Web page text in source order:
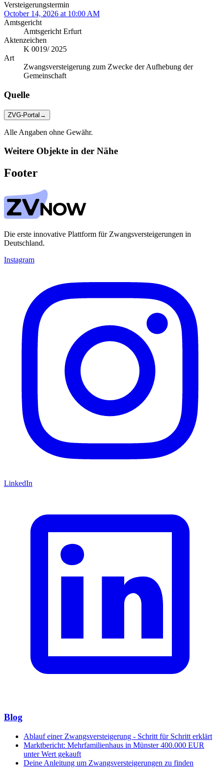
Versteigerungstermin
October 14, 2026 at 10:00 AM
Amtsgericht
Amtsgericht Erfurt
Aktenzeichen
K 0019/ 2025
Art
Zwangsversteigerung zum Zwecke der Aufhebung der
Gemeinschaft
Quelle
ZVG-Portal →
Alle Angaben ohne Gewähr.
Weitere Objekte in der Nähe
Footer
Die erste innovative Plattform für Zwangsversteigerungen in
Deutschland.
Instagram
LinkedIn
Blog
Ablauf einer Zwangsversteigerung - Schritt für Schritt erklärt
Marktbericht: Mehrfamilienhaus in Münster 400.000 EUR
unter Wert gekauft
Deine Anleitung um Zwangsversteigerungen zu finden